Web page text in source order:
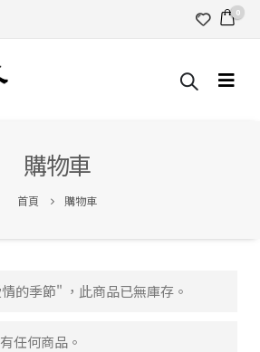
0
購物車
首頁 購物車
的季節" ，此商品已無庫存。
任何商品。